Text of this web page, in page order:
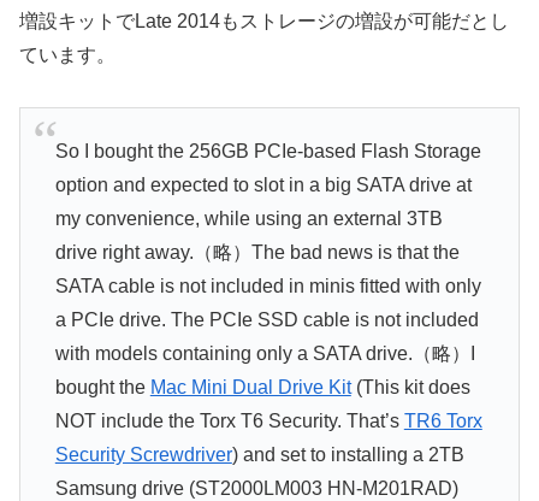
増設キットでLate 2014もストレージの増設が可能だとし
ています。
So I bought the 256GB PCIe-based Flash Storage
option and expected to slot in a big SATA drive at
my convenience, while using an external 3TB
drive right away.（略）The bad news is that the
SATA cable is not included in minis fitted with only
a PCIe drive. The PCIe SSD cable is not included
with models containing only a SATA drive.（略）I
bought the Mac Mini Dual Drive Kit(This kit does
NOT include the Torx T6 Security. That’s TR6 Torx
Security Screwdriver) and set to installing a 2TB
Samsung drive (ST2000LM003 HN-M201RAD)